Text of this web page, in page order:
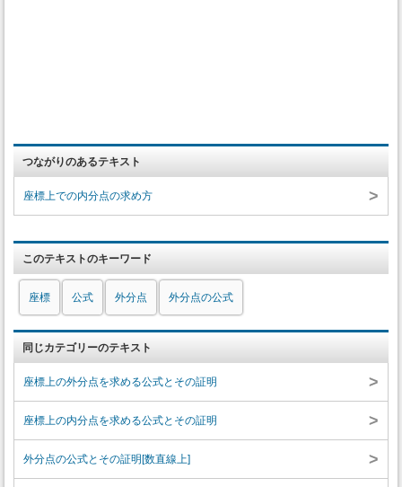
つながりのあるテキスト
座標上での内分点の求め方 >
このテキストのキーワード
座標 公式 外分点 外分点の公式
同じカテゴリーのテキスト
座標上の外分点を求める公式とその証明 >
座標上の内分点を求める公式とその証明 >
外分点の公式とその証明[数直線上] >